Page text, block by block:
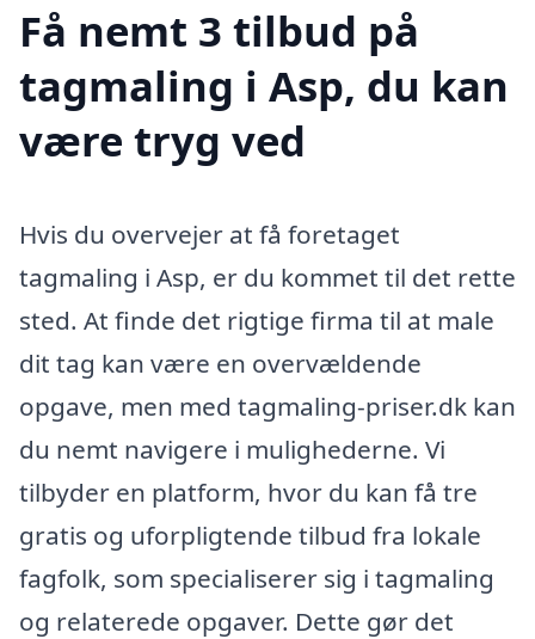
Få nemt 3 tilbud på
tagmaling i Asp, du kan
være tryg ved
Hvis du overvejer at få foretaget
tagmaling i Asp, er du kommet til det rette
sted. At finde det rigtige firma til at male
dit tag kan være en overvældende
opgave, men med tagmaling-priser.dk kan
du nemt navigere i mulighederne. Vi
tilbyder en platform, hvor du kan få tre
gratis og uforpligtende tilbud fra lokale
fagfolk, som specialiserer sig i tagmaling
og relaterede opgaver. Dette gør det